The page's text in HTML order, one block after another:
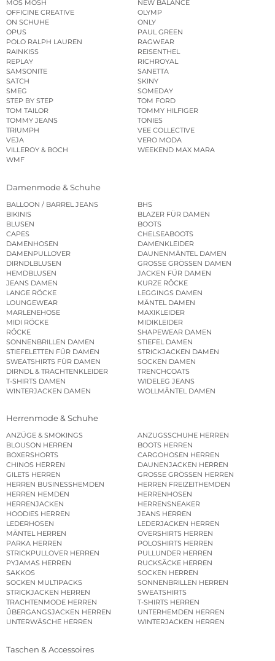
MOS MOSH
NEW BALANCE
OFFICINE CREATIVE
OLYMP
ON SCHUHE
ONLY
OPUS
PAUL GREEN
POLO RALPH LAUREN
RAGWEAR
RAINKISS
REISENTHEL
REPLAY
RICHROYAL
SAMSONITE
SANETTA
SATCH
SKINY
SMEG
SOMEDAY
STEP BY STEP
TOM FORD
TOM TAILOR
TOMMY HILFIGER
TOMMY JEANS
TONIES
TRIUMPH
VEE COLLECTIVE
VEJA
VERO MODA
VILLEROY & BOCH
WEEKEND MAX MARA
WMF
Damenmode & Schuhe
BALLOON / BARREL JEANS
BHS
BIKINIS
BLAZER FÜR DAMEN
BLUSEN
BOOTS
CAPES
CHELSEABOOTS
DAMENHOSEN
DAMENKLEIDER
DAMENPULLOVER
DAUNENMÄNTEL DAMEN
DIRNDLBLUSEN
GROSSE GRÖSSEN DAMEN
HEMDBLUSEN
JACKEN FÜR DAMEN
JEANS DAMEN
KURZE RÖCKE
LANGE RÖCKE
LEGGINGS DAMEN
LOUNGEWEAR
MÄNTEL DAMEN
MARLENEHOSE
MAXIKLEIDER
MIDI RÖCKE
MIDIKLEIDER
RÖCKE
SHAPEWEAR DAMEN
SONNENBRILLEN DAMEN
STIEFEL DAMEN
STIEFELETTEN FÜR DAMEN
STRICKJACKEN DAMEN
SWEATSHIRTS FÜR DAMEN
SOCKEN DAMEN
DIRNDL & TRACHTENKLEIDER
TRENCHCOATS
T-SHIRTS DAMEN
WIDELEG JEANS
WINTERJACKEN DAMEN
WOLLMÄNTEL DAMEN
Herrenmode & Schuhe
ANZÜGE & SMOKINGS
ANZUGSSCHUHE HERREN
BLOUSON HERREN
BOOTS HERREN
BOXERSHORTS
CARGOHOSEN HERREN
CHINOS HERREN
DAUNENJACKEN HERREN
GILETS HERREN
GROSSE GRÖSSEN HERREN
HERREN BUSINESSHEMDEN
HERREN FREIZEITHEMDEN
HERREN HEMDEN
HERRENHOSEN
HERRENJACKEN
HERRENSNEAKER
HOODIES HERREN
JEANS HERREN
LEDERHOSEN
LEDERJACKEN HERREN
MÄNTEL HERREN
OVERSHIRTS HERREN
PARKA HERREN
POLOSHIRTS HERREN
STRICKPULLOVER HERREN
PULLUNDER HERREN
PYJAMAS HERREN
RUCKSÄCKE HERREN
SAKKOS
SOCKEN HERREN
SOCKEN MULTIPACKS
SONNENBRILLEN HERREN
STRICKJACKEN HERREN
SWEATSHIRTS
TRACHTENMODE HERREN
T-SHIRTS HERREN
ÜBERGANGSJACKEN HERREN
UNTERHEMDEN HERREN
UNTERWÄSCHE HERREN
WINTERJACKEN HERREN
Taschen & Accessoires